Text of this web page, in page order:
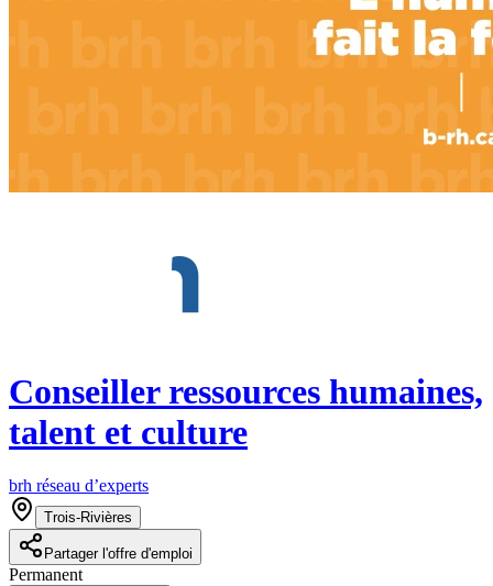
Conseiller ressources humaines,
talent et culture
brh réseau d’experts
Trois-Rivières
Partager l'offre d'emploi
Permanent